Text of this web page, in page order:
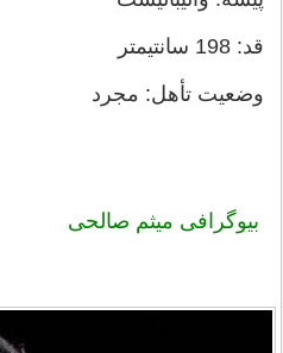
قد: 198 سانتیمتر
وضعیت تأهل: مجرد
بیوگرافی میثم صالحی